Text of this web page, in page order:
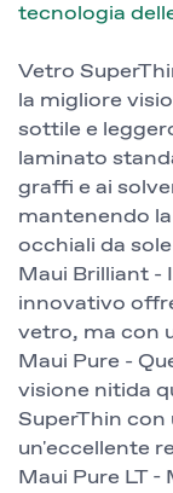
tecnologia
Vetro
la migliore
sottile e
laminato
graffi e ai
mantenendo
occhiali da
Maui Brilliant -
innovativo
vetro, ma con
Maui Pure -
visione nitida
SuperThin con
un'eccellente
Maui Pure LT -